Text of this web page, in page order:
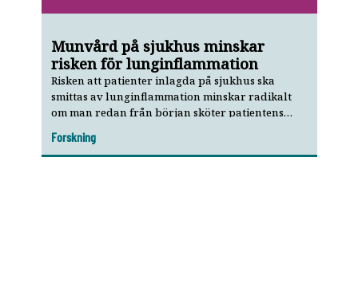
Munvård på sjukhus minskar
risken för lunginflammation
Risken att patienter inlagda på sjukhus ska
smittas av lung­inflammation minskar radikalt
om man redan från början sköter patientens
Forskning